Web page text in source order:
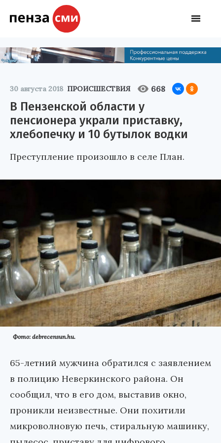
30 августа 2018 ПРОИСШЕСТВИЯ 668
В Пензенской области у
пенсионера украли приставку,
хлебопечку и 10 бутылок водки
Преступление произошло в селе План.
Фото: debrecensun.hu.
65-летний мужчина обратился с заявлением
в полицию Неверкинского района. Он
сообщил, что в его дом, выставив окно,
проникли неизвестные. Они похитили
микроволновую печь, стиральную машинку,